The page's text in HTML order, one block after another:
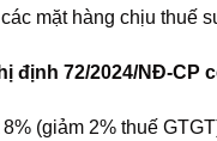
mặt hàng chịu thuế
định 72/2024/NĐ-
(giảm 2% thuế